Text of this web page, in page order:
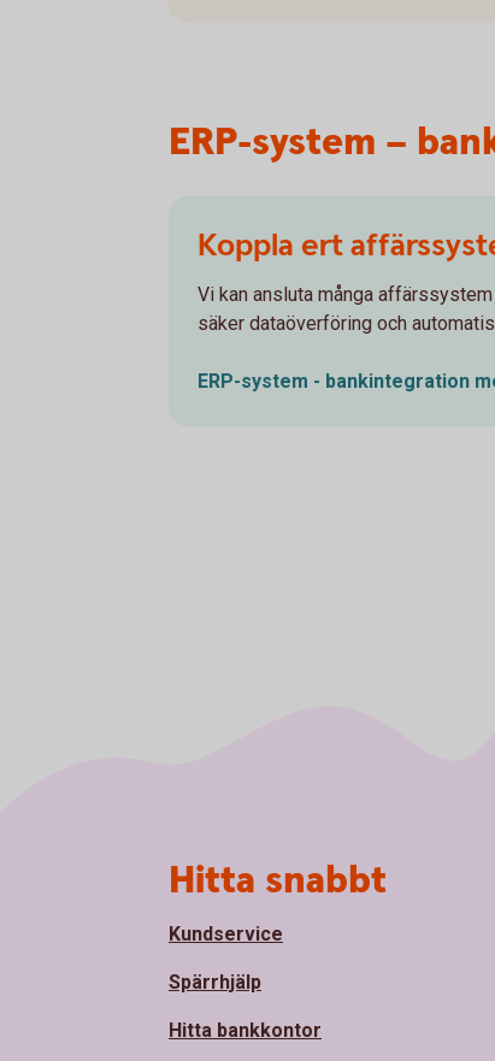
ERP-system –
Koppla ert
Vi kan ansluta många
säker dataöverföring och
ERP-system - bankintegration
Hitta snabbt
Kundservice
Spärrhjälp
Hitta bankkontor